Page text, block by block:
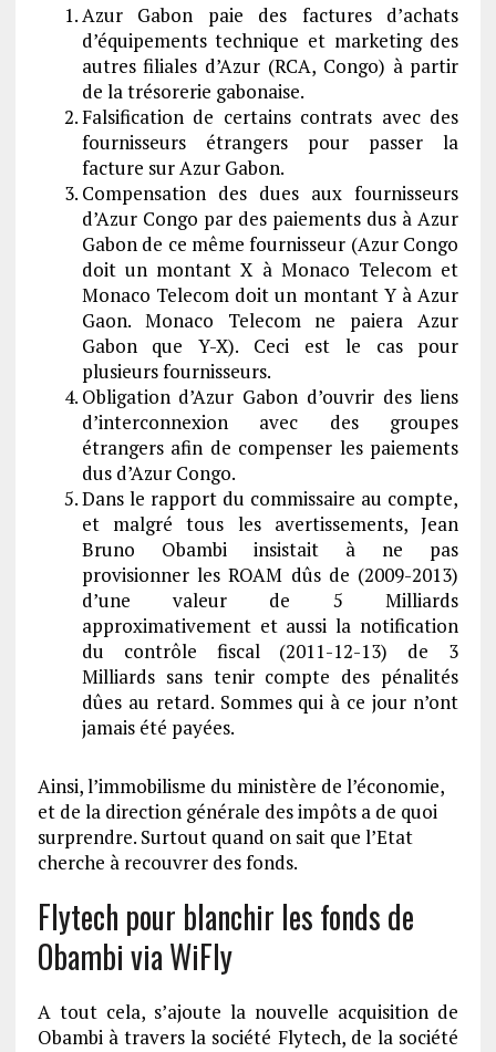
Azur Gabon paie des factures d’achats
d’équipements technique et marketing des
autres filiales d’Azur (RCA, Congo) à partir
de la trésorerie gabonaise.
Falsification de certains contrats avec des
fournisseurs étrangers pour passer la
facture sur Azur Gabon.
Compensation des dues aux fournisseurs
d’Azur Congo par des paiements dus à Azur
Gabon de ce même fournisseur (Azur Congo
doit un montant X à Monaco Telecom et
Monaco Telecom doit un montant Y à Azur
Gaon. Monaco Telecom ne paiera Azur
Gabon que Y-X). Ceci est le cas pour
plusieurs fournisseurs.
Obligation d’Azur Gabon d’ouvrir des liens
d’interconnexion avec des groupes
étrangers afin de compenser les paiements
dus d’Azur Congo.
Dans le rapport du commissaire au compte,
et malgré tous les avertissements, Jean
Bruno Obambi insistait à ne pas
provisionner les ROAM dûs de (2009-2013)
d’une valeur de 5 Milliards
approximativement et aussi la notification
du contrôle fiscal (2011-12-13) de 3
Milliards sans tenir compte des pénalités
dûes au retard. Sommes qui à ce jour n’ont
jamais été payées.
Ainsi, l’immobilisme du ministère de l’économie,
et de la direction générale des impôts a de quoi
surprendre. Surtout quand on sait que l’Etat
cherche à recouvrer des fonds.
Flytech pour blanchir les fonds de
Obambi via WiFly
A tout cela, s’ajoute la nouvelle acquisition de
Obambi à travers la société Flytech, de la société